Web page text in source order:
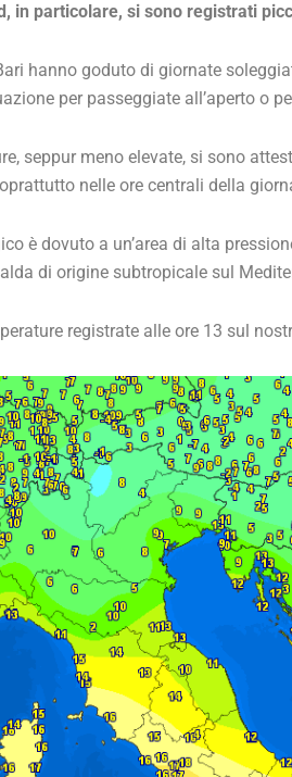
in particolare, si sono registrati
hanno goduto di giornate
per passeggiate all’aperto o
seppur meno elevate, si sono
nelle ore centrali della
è dovuto a un’area di alta
di origine subtropicale sul
registrate alle ore 13 sul